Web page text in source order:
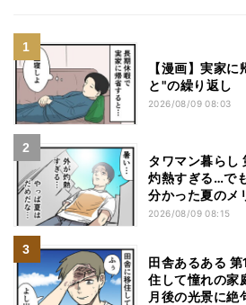
【漫画】実家
と"の繰り返し
2026/08/09 08:03
タワマン暮らし
灼熱すぎる…で
分かった夏のメ
2026/08/09 08:15
田舎あるある
住して憧れの家
月後の光景に絶